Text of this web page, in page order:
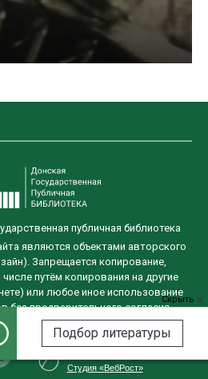
Скрыть
Подбор литературы
публичная библиотека
являются объектами авторского
Запрещается копирование,
путём копирования на другие
или любое иное использование
без предварительного согласия
Студия «ВебРост»